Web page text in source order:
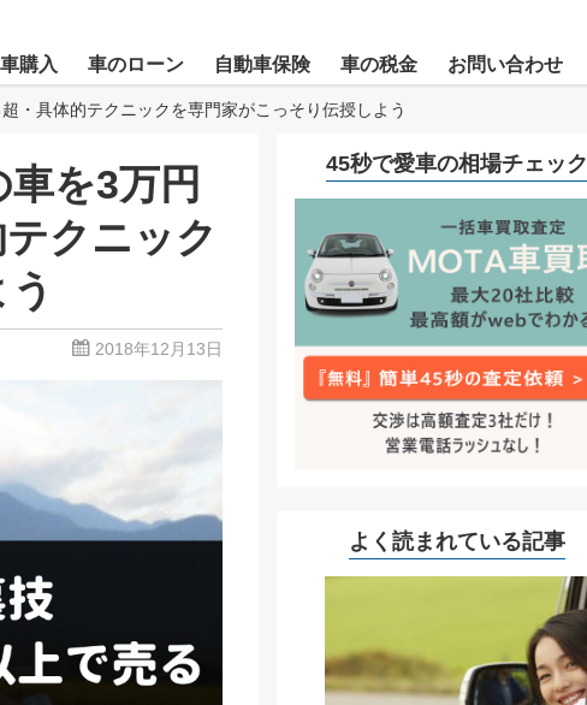
購入 車のローン 自動車保険 車の税金 お問い合わせ
・具体的テクニックを専門家がこっそり伝授しよう
車を3万円
クニック
2018年12月13日
45秒で愛車の相場チェック
よく読まれている記事